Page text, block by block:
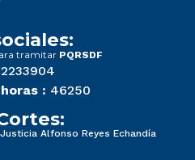
tramitar PQRSDF
: 46250
Alfonso Reyes Echandía